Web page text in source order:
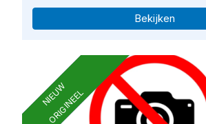
Bekijken
NIEUW
ORIGINEEL